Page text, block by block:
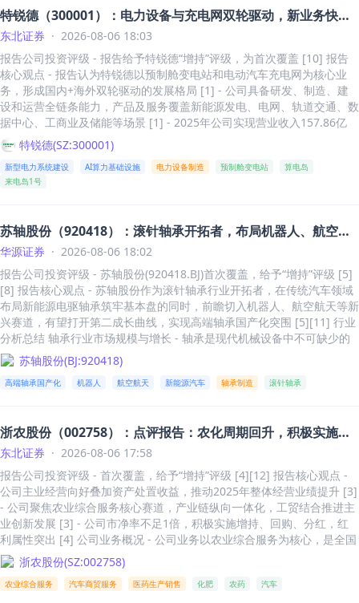
活动现金流净额-25.42亿[27] 三、商业化落地存短板，未切入生产力核
心场景 - 2025年国内营收占比56%，海外营收占比43%，客户包括银河
占比超80%[30] - 境外收入中科研教育占比68.37%，商业消费18.83%，
行业应用12.80%[31] - 境内收入中科研教育占比46.35%，商业消费34.5
6%，行业应用19.09%[31] - 科研教育领域包括高校、科研机构、科技企
业及个人开发者[32] - 产品停留在科研教育、商业表演的浅应用阶段，未
切入工业生产核心场景[34] - 优必选人形机器人已入驻比亚迪、富士康、
国家电网、顺丰等头部企业[34] - 2026年一季度营业收入同比增速降至6
8.49%，扣非净利润同比下降52.55%[34][36] 四、终局之战，需弥补大
脑短板 - 人形机器人核心要素为本体、小脑、大脑[37] - 大脑负责感知、
发费用1.45亿，远低于优必选5.07亿[39] - 优必选自研伺服舵机、灵巧
手、视觉，并重金投入大模型VLA多模态、工业任务大模型[39] - 行业竞
争对手包括特斯拉、Figure、波士顿动力、小鹏、比亚迪、赛力斯等[39]
- 2024年开始加强机器人具身大模型研发，2025年下半年发布“世界模型-
动作（WMA）大模型”及“视觉-语言-动作（VLA）大模型”[39] - IPO募集
资金近一半投入智能机器人模型研发项目，项目投资总额202,245.93万
元[41][43]
国内渠道方面，烤鳗产品已进入沃尔玛、胖东来、大润发等商超，并与蜀
海供应链及线上平台联动 [4] - 海外市场方面，公司在日本打造自有新品
牌“犒赏鳗鱼”持续热销，出口订单稳步增长 [4] 盈利预测与估值 - 预计20
26-2028年营业收入分别为66.98亿元、72.98亿元、80.68亿元，同比分
别+12%、+9%、+11% [5] - 预计2026-2028年归母净利润分别为0.36亿
元、0.53亿元、0.68亿元，同比分别扭亏转盈、+48%、+28% [5] - 对应
PE分别为146倍、99倍、77倍 [5] - 2025年营业收入60.01亿元，归母净
利润-1.79亿元 [12] - 2026-2028年预计毛利率分别为9.29%、10.28%、
9.72% [13] - 2026-2028年预计净利率分别为0.52%、0.70%、0.82% [1
3]
年第二季度扣非归母净利润26.0亿元，同比增长147.3%，环比增长62.
0% [6] 产量端总结 - 2026年上半年矿产铜产量8.97万吨，同比下降2%，
计划完成率106%（其中玉龙铜矿产量8.24万吨） [6] - 2026年上半年矿
产锌产量6.39万吨，同比增长2%，计划完成率102% [6] - 2026年上半年
矿产铅产量2.95万吨，同比下降16%，计划完成率96% [6] - 2026年上半
年矿产钼产量0.24万吨，同比下降6%，计划完成率109% [6] - 2026年上
半年铁精粉产量70.66万吨，同比下降2%，计划完成率72%（主要因双
利、肃北新选厂投产产能未完全释放） [6] - 2026年上半年冶炼铜产量1
6.40万吨，同比下降10%，计划完成率106% [6] - 2026年上半年硫酸产
量41.74万吨，硫磺产量2.64万吨 [6] - 2026年第二季度矿产铜产量4.73
万吨，环比增长12% [6] - 2026年第二季度矿产锌产量3.53万吨，环比增
度铁精粉产量44.12万吨，环比增长66% [6] - 2026年第二季度冶炼铜产
量8.38万吨，环比增长4% [6] - 2026年计划产量：矿产铜17.20万吨、矿
产锌12.76万吨、矿产铅6.34万吨、矿产钼0.44万吨、铁精粉221.60万
吨、冶炼铜32.44万吨、冶炼铅13.97万吨、冶炼锌18.06万吨 [6] 价格端
总结 - 2026年上半年沪铜均价10.2万元/吨，同比上涨31% [6] - 2026年
上半年沪锌均价2.4万元/吨，同比上涨5% [6] - 2026年上半年沪铅均价1.
7万元/吨，同比下降2% [6] - 2026年第二季度沪铜均价10.3万元/吨，环
比上涨2% [6] - 2026年第二季度沪锌均价2.4万元/吨，环比持平 [6] - 20
26年第二季度沪铅均价1.7万元/吨，环比下降2% [6] 重点项目进展总结 -
玉龙铜矿三期工程计划于2026年末完成基建，投产后年矿石处理规模由2
280万吨提升至3000万吨 [6] - 玉龙铜业于6月底完成4500万吨/年生产规
属矿地面钻探施工于2026年5月已全部完工，有序开展样品检测、选矿试
验、工业指标论证等工作，推进储量核实报告编制，项目力争2030年末
建成投产 [6] - 双利二号铁矿完成露转地改扩建项目，设计年采选能力34
0万吨（铁矿石300万吨/年、铜矿石20万吨/年、铅锌矿石20万吨/年），
于2026年一季度末试生产 [6] - 鑫源矿业80万吨/年新选矿厂基本建设完
毕，有热矿区基础建设稳步推进，主平硐、进风井等按计划有序建设 [6]
盈利预测与估值总结 - 报告上调2026-2027年盈利预测，新增2028年盈
利预测 [6] - 预计2026-2028年归母净利润分别为79.3亿元、85.8亿元、9
0.1亿元（2026-2027年原预测为41.8亿元、46.5亿元） [6] - 预计2026-
2028年对应市盈率分别为12倍、11倍、11倍，低于可比公司均值 [6] - 2
026年预测营业总收入777.53亿元，同比增长26.0% [5] - 2026年预测归
特锐德（300001）：电力设备与充电网双轮驱动，新业务快速
推进
东北证券 · 2026-08-06 18:03
报告公司投资评级 - 报告给予特锐德“增持”评级，为首次覆盖 [10] 报告
核心观点 - 报告认为特锐德以预制舱变电站和电动汽车充电网为核心业
务，形成国内+海外双轮驱动的发展格局 [1] - 公司具备研发、制造、建
设和运营全链条能力，产品及服务覆盖新能源发电、电网、轨道交通、数
据中心、工商业及储能等场景 [1] - 2025年公司实现营业收入157.86亿
元、归母净利润12.43亿元，分别同比增长2.68%、35.62% [1] - 报告预
计新型电力系统建设和新能源汽车充电基础设施持续发展，海外拓展、算
力中心、无人车补能等业务有望打开成长空间 [3] 主营业务布局 - 公司预
制舱变电站产品覆盖6kV—400kV电压等级 [1] - 充电网形成设备销售、充
96亿度，公共充电终端和充电量市场份额约24%和23%，均位居全国第
一 [1] 新业务拓展 - 海外拓展方面，2025年国际业务中标额超过12亿
元，同比增长50%以上，产品和业务覆盖全球60个国家和地区 [2] - 2026
年上半年取得沙特国家能源公司380kV及以下高压预制舱变电站合格制造
商资格，是首家入围的380kV及以下高压预制舱变电站供应商 [2] - 完成
全球首座400kV高压预制舱变电站在中东交付送电，标志着公司在全球最
高电压等级预制舱变电站领域实现重要突破 [2] - 公司顺利入围全球ENR
TOP250中多家全球工程总承包商及海外知名开发商投资商合格供应商名
录 [2] - 算力中心方面，2025年数据中心领域合同额超过4亿元，2026年
上半年算力中心业务合同额同比翻倍 [2] - 公司发布“算电岛”，通过模块
化集成高压变配电、交直流转换、SST及数字化调度系统，为高密度AI智
电量约126亿度，同比增长约47%，公共充电终端约96万台 [2] - 重卡业
务合同额约5.6亿元，同比增长60% [2] - “来电岛”切入无人驾驶补能基础
设施新赛道，“来电岛1号”配置100个车位、总装机容量5MW，单枪最高
功率250kW，约20分钟完成充电 [2] 盈利预测 - 报告预计公司2026—20
28年的营业收入分别为169.5/188.2/213.2亿元 [3] - 报告预计公司2026
—2028年的归母净利润分别为14.8/18.3/22.4亿元 [3] - 根据财务摘要，
2026年至2028年营业收入增长率预计分别为7.37%、11.03%、13.29%
[4] - 2026年至2028年归属母公司净利润增长率预计分别为19.04%、23.
70%、22.63% [4] - 2026年至2028年每股收益预计分别为1.40元、1.73
元、2.13元 [4] - 2026年至2028年净资产收益率预计分别为15.02%、16.
23%、17.25% [4]
特锐德(SZ:300001)
新型电力系统建设 AI算力基础设施 电力设备制造 预制舱变电站
算电岛
来电岛1号
苏轴股份（920418）：滚针轴承开拓者，布局机器人、航空航
天等新兴领域有望实现高端轴承国产化突围
华源证券 · 2026-08-06 18:02
报告公司投资评级 - 苏轴股份(920418.BJ)首次覆盖，给予“增持”评级 [5]
[8] 报告核心观点 - 苏轴股份作为滚针轴承行业开拓者，在传统汽车领域
布局新能源电驱轴承筑牢基本盘的同时，前瞻切入机器人、航空航天等新
兴赛道，有望打开第二成长曲线，实现高端轴承国产化突围 [5][11] 行业
分析总结 轴承行业市场规模与增长 - 轴承是现代机械设备中不可缺少的
基础零部件，对机械装备的性能、质量和可靠性起到决定性影响 [17] - 2
024年全球轴承行业市场规模达到1326亿美元，预计到2034年将超过329
4亿美元，2025-2034年CAGR为9.53% [19] - 2025年我国轴承行业市场
31%，位居全球第一 [19] - 2019年到2024年我国轴承行业产量持续增
长，到2024年产量为296亿套 [25] 下游应用市场分析 - 汽车工业是2025
年我国轴承最大的应用市场，一辆传统燃油车大约需要使用几十套轴承，
其中滚针轴承数量占比约30% [30] - 2025年国内汽车产量和销量分别达3
449.00万辆和3434.60万辆，连续三年创历史新高 [35] - 2025年全球新
能源汽车销量为2054.25万辆，同比增长19.15% [37] - 2025年我国新能
源汽车产销量分别完成1443.60万辆和1644.40万辆，同比分别增长23.2
6%和27.88% [37] - 2025年全球新能源汽车销量渗透率为20.58%，我国
新能源汽车销量渗透率为47.88% [41] - 2024年全球汽车轴承市场规模约
为524.51亿美元，预计到2034年将达到819.23亿美元，2024-2034年CA
GR为4.56% [44] - 2024年中国车用轴承行业市场规模约为1221.37亿元
苏轴股份(BJ:920418)
高端轴承国产化 机器人 航空航天 新能源汽车 轴承制造 滚针轴承
浙农股份（002758）：点评报告：农化周期回升，积极实施增
持、回购、分红
东北证券 · 2026-08-06 17:58
报告公司投资评级 - 首次覆盖，给予“增持”评级 [4][12] 报告核心观点 -
公司主业经营向好叠加资产处置收益，推动2025年整体经营业绩提升 [3]
- 公司聚焦农业综合服务核心赛道，产业链纵向一体化，工贸结合推进主
业创新发展 [3] - 公司市净率不足1倍，积极实施增持、回购、分红，红
利属性突出 [4] 公司业务概况 - 公司业务以农业综合服务为核心，是全国
供销社系统内标杆企业 [2] - 农业综合服务依托国内外优质化肥、农药厂
商资源，构建集成化服务分销网络，向基层经销商、种植大户、专业合作
社提供优质农业投入品、作物营养和植保解决方案及全程化综合服务 [2]
浙农股份(SZ:002758)
农业综合服务 汽车商贸服务 医药生产销售 化肥 农药 汽车